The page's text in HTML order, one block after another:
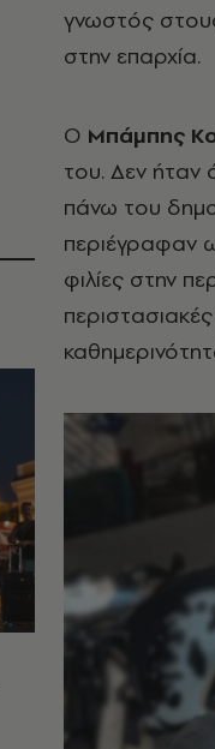
γνωστός
στην επαρχία.
Ο Μπάμπης
του. Δεν
πάνω του
περιέγραφαν
φιλίες στην